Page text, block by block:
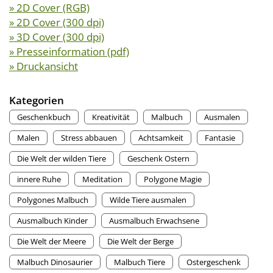
» 2D Cover (RGB)
» 2D Cover (300 dpi)
» 3D Cover (300 dpi)
» Presseinformation (pdf)
» Druckansicht
Kategorien
Geschenkbuch Kreativität Malbuch
Ausmalen
Malen
Stress abbauen Achtsamkeit
Fantasie
Die Welt der wilden Tiere
Geschenk Ostern
innere Ruhe
Meditation
Polygone Magie
Polygones Malbuch
Wilde Tiere ausmalen
Ausmalbuch Kinder
Ausmalbuch Erwachsene
Die Welt der Meere
Die Welt der Berge
Malbuch Dinosaurier
Malbuch Tiere
Ostergeschenk